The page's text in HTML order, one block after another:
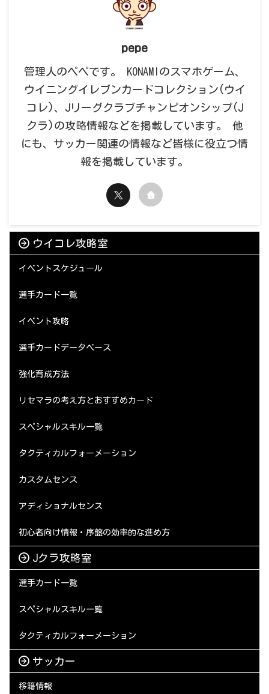
pepe
管理人のペペです。 KONAMIのスマホゲーム、
ウイニングイレブンカードコレクション(ウイ
コレ)、Jリーグクラブチャンピオンシップ(J
クラ)の攻略情報などを掲載しています。 他
にも、サッカー関連の情報など皆様に役立つ情
報を掲載しています。
ウイコレ攻略室
イベントスケジュール
選手カード一覧
イベント攻略
選手カードデータベース
強化育成方法
リセマラの考え方とおすすめカード
スペシャルスキル一覧
タクティカルフォーメーション
カスタムセンス
アディショナルセンス
初心者向け情報・序盤の効率的な進め方
Jクラ攻略室
選手カード一覧
スペシャルスキル一覧
タクティカルフォーメーション
サッカー
移籍情報